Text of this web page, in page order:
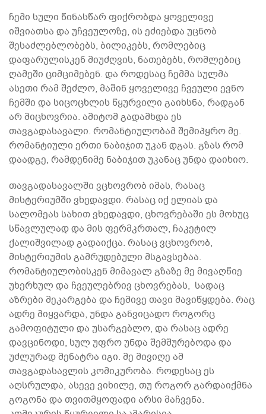
ჩემი სული წინასწარ ფიქრობდა ყოველივე
იშვიათსა და უჩვეულოზე, ის ეძიებდა უცნობ
შესაძლებლობებს, ბილიკებს, რომლებიც
დაფარულისკენ მიუძღვის, ნათებებს, რომლებიც
ღამეში ციმციმებენ. და როდესაც ჩემმა სულმა
ასეთი რამ შეძლო, მაშინ ყოველივე ჩვეული ევნო
ჩემში და სიცოცხლის წყურვილი გაიხსნა, რადგან
არ მიცხოვრია. ამიტომ გადამხდა ეს
თავგადასავალი. რომანტიულობამ შემიპყრო მე.
რომანტიული ერთი ნაბიჯით უკან დგას. გზას რომ
დაადგე, რამდენიმე ნაბიჯით უკანაც უნდა დაიხიო.
თავგადასავალში ვცხოვრობ იმას, რასაც
მისტერიუმში ვხედავდი. რასაც იქ ელიას და
სალომეას სახით ვხედავდი, ცხოვრებაში ეს მოხუც
სწავლულად და მის ფერმკრთალ, ჩაკეტილ
ქალიშვილად გადაიქცა. რასაც ვცხოვრობ,
მისტერიუმის გამრუდებული მსგავსებაა.
რომანტიულობისკენ მიმავალ გზაზე მე მივაღწიე
უხერხულ და ჩვეულებრივ ცხოვრებას, სადაც
აზრები მეკარგება და ჩემივე თავი მავიწყდება. რაც
ადრე მიყვარდა, უნდა განვიცადო როგორც
გამოფიტული და უსარგებლო, და რასაც ადრე
დავცინოდი, სულ უფრო უნდა შემშურებოდა და
უძლურად მენატრა იგი. მე მივიღე ამ
თავგადასავლის კომიკურობა. როდესაც ეს
აღსრულდა, ასევე ვიხილე, თუ როგორ გარდაიქმნა
გოგონა და თვითმყოფადი არსი მაჩვენა.